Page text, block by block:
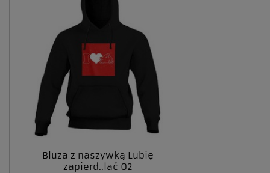
Bluza z naszywką Lubię
zapierd..lać 02